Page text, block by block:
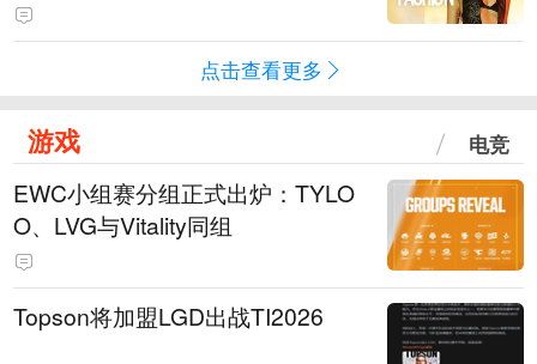
点击查看更多
游戏 电竞
EWC小组赛分组正式出炉：TYLO
O、LVG与Vitality同组
Topson将加盟LGD出战TI2026